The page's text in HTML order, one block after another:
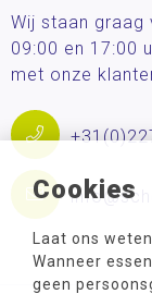
Cookies
Laat ons
Wanneer
geen
Wij staan graag
09:00 en 17:00
met onze